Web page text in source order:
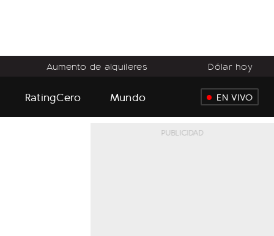
Aumento de alquileres Dólar hoy
RatingCero Mundo EN VIVO